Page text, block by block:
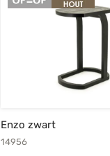
Enzo zwart
14956